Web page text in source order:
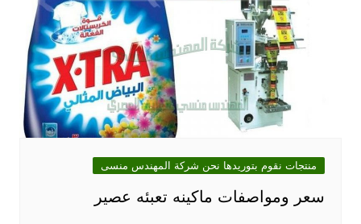
منتجات نقوم بتوريدها نحن شركة المهندس منسى
سعر ومواصفات ماكينه تعبئه عصير